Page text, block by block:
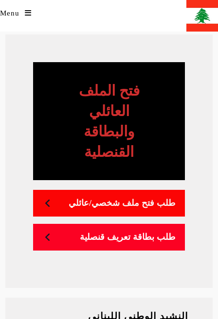
content
Menu
فتح الملف
العائلي
و البطاقة
القنصلية
‫طلب ‬‫فتح‬ ‫ملف‬ ‫شخصي‪/‬عائلي‬
‫طلب‬ ‫بطاقة‬ ‫تعريف‬ ‫قنصلية‬
النشيد الوطني اللبناني